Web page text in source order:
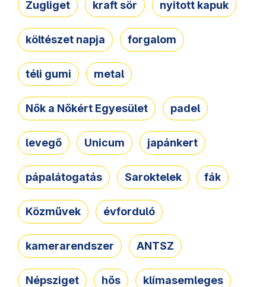
Zugliget kraft sör nyitott kapuk
költészet napja forgalom
téli gumi metal
Nők a Nőkért Egyesület padel
levegő Unicum japánkert
pápalátogatás Saroktelek fák
Közművek évforduló
kamerarendszer ANTSZ
Népsziget hős klímasemleges